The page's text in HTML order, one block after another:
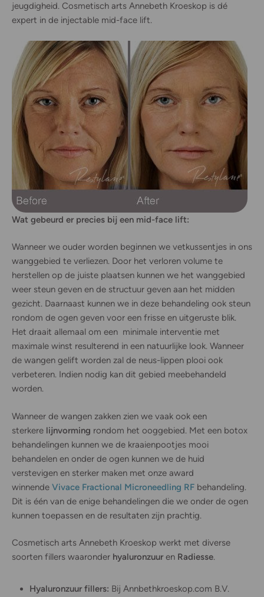
jeugdigheid. Cosmetisch arts Annebeth Kroeskop is dé
expert in de injectable mid-face lift.
Wat gebeurd er precies bij een mid-face lift:
Wanneer we ouder worden beginnen we vetkussentjes in ons
wanggebied te verliezen. Door het verloren volume te
herstellen op de juiste plaatsen kunnen we het wanggebied
weer steun geven en de structuur geven aan het midden
gezicht. Daarnaast kunnen we in deze behandeling ook steun
rondom de ogen geven voor een frisse en uitgeruste blik.
Het draait allemaal om een minimale interventie met
maximale winst resulterend in een natuurlijke look. Wanneer
de wangen gelift worden zal de neus-lippen plooi ook
verbeteren. Indien nodig kan dit gebied meebehandeld
worden.
Wanneer de wangen zakken zien we vaak ook een
sterkere lijnvorming rondom het ooggebied. Met een botox
behandelingen kunnen we de kraaienpootjes mooi
behandelen en onder de ogen kunnen we de huid
verstevigen en sterker maken met onze award
winnende Vivace Fractional Microneedling RF behandeling.
Dit is één van de enige behandelingen die we onder de ogen
kunnen toepassen en de resultaten zijn prachtig.
Cosmetisch arts Annebeth Kroeskop werkt met diverse
soorten fillers waaronder hyaluronzuuren Radiesse.
Hyaluronzuur fillers: Bij Annbethkroeskop.com B.V.